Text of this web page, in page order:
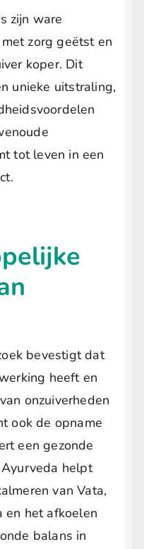
zijn ware
zorg geëtst en
koper. Dit
unieke uitstraling,
tot leven in een
bevestigt dat
heeft en
onzuiverheden
ook de opname
een gezonde
helpt
van Vata,
en het afkoelen
balans in